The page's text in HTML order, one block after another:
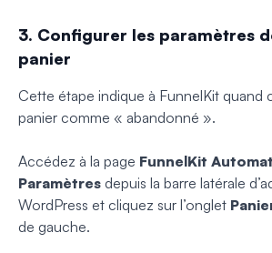
3. Configurer les paramètres
panier
Cette étape indique à FunnelKit quand
panier comme « abandonné ».
Accédez à la page FunnelKit
Paramètres depuis la barre latérale
WordPress et cliquez sur l’onglet
de gauche.